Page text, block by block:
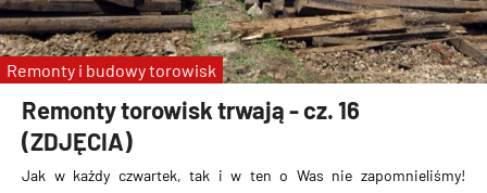
Remonty torowisk trwają - cz. 16
(ZDJĘCIA)
Jak w każdy czwartek, tak i w ten o Was nie zapomnieliśmy!
Remonty i budowy torowisk